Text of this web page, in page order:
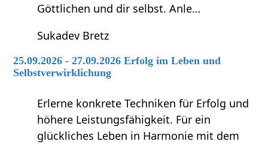
Göttlichen und dir selbst. Anle…
Sukadev Bretz
25.09.2026 - 27.09.2026 Erfolg im Leben und
Selbstverwirklichung
Erlerne konkrete Techniken für Erfolg und
höhere Leistungsfähigkeit. Für ein
glückliches Leben in Harmonie mit dem